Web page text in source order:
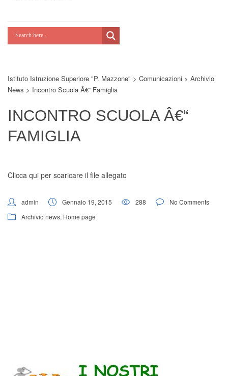
Lab Green
Potenziamoci
Istituto Istruzione Superiore "P. Mazzone" > Comunicazioni > Archivio
News > Incontro Scuola Â€“ Famiglia
INCONTRO SCUOLA Â€“
FAMIGLIA
Clicca qui per scaricare il file allegato
admin Gennaio 19, 2015 288
No Comments
Archivio news, Home page